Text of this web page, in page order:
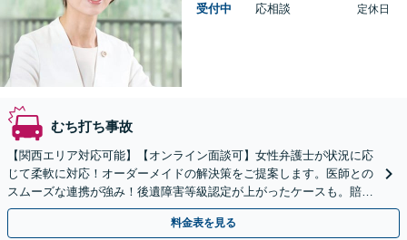
受付中
応相談
定休日
むち打ち事故
【関西エリア対応可能】【オンライン面談可】女性弁護士が状況に応
じて柔軟に対応！オーダーメイドの解決策をご提案します。医師との
スムーズな連携が強み！後遺障害等級認定が上がったケースも。賠償
金・慰謝料請求／保険会社との交渉など【初回相談無料】
料金表を見る